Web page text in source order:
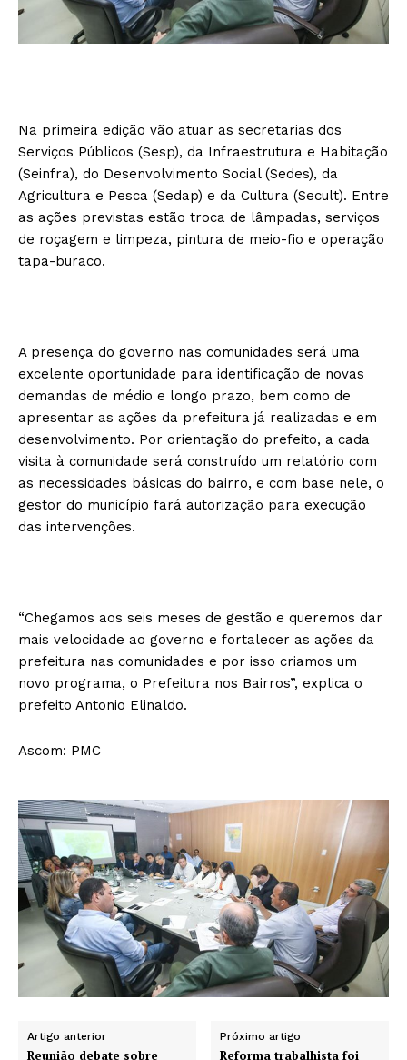
Na primeira edição vão atuar as secretarias dos
Serviços Públicos (Sesp), da Infraestrutura e Habitação
(Seinfra), do Desenvolvimento Social (Sedes), da
Agricultura e Pesca (Sedap) e da Cultura (Secult). Entre
as ações previstas estão troca de lâmpadas, serviços
de roçagem e limpeza, pintura de meio-fio e operação
tapa-buraco.
A presença do governo nas comunidades será uma
excelente oportunidade para identificação de novas
demandas de médio e longo prazo, bem como de
apresentar as ações da prefeitura já realizadas e em
desenvolvimento. Por orientação do prefeito, a cada
visita à comunidade será construído um relatório com
as necessidades básicas do bairro, e com base nele, o
gestor do município fará autorização para execução
das intervenções.
“Chegamos aos seis meses de gestão e queremos dar
mais velocidade ao governo e fortalecer as ações da
prefeitura nas comunidades e por isso criamos um
novo programa, o Prefeitura nos Bairros”, explica o
prefeito Antonio Elinaldo.
Ascom: PMC
Artigo anterior
Reunião debate sobre
Próximo artigo
Reforma trabalhista foi